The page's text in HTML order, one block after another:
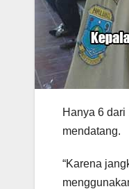
Hanya 6
mendatang.
“Karena